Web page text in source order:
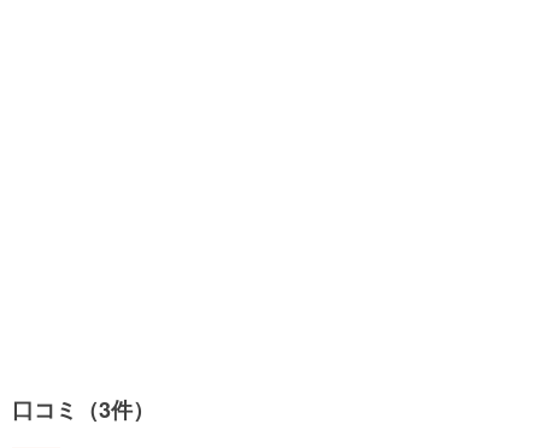
口コミ（3件）